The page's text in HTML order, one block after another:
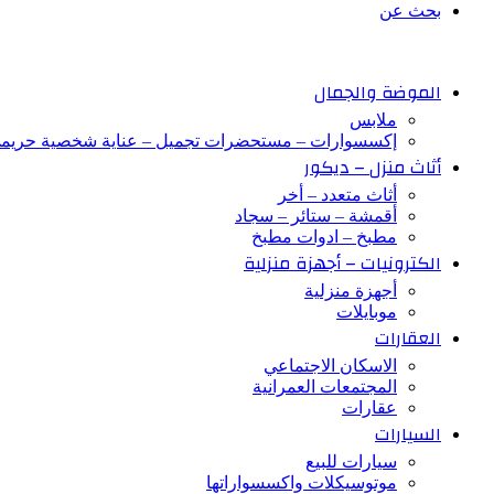
بحث عن
الموضة والجمال
ملابس
إكسسوارات – مستحضرات تجميل – عناية شخصية
أثاث منزل – ديكور
أثاث متعدد – أخر
أقمشة – ستائر – سجاد
مطبخ – ادوات مطبخ
الكترونيات – أجهزة منزلية
أجهزة منزلية
موبايلات
العقارات
الاسكان الاجتماعي
المجتمعات العمرانية
عقارات
السيارات
سيارات للبيع
موتوسيكلات واكسسواراتها